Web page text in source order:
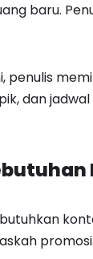
baru.
penulis
dan